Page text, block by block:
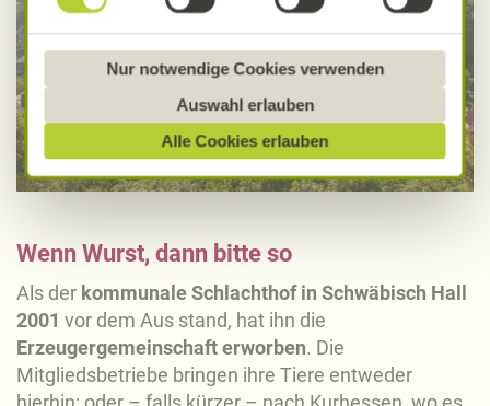
Dienstleistern in Drittländern, die kein mit der EU
Sofern personenbezogene Daten dorthin übermittelt
werden, besteht das Risiko, dass diese erfasst und
analysiert werden und Betroffenenrechte nicht
durchgesetzt werden könnten. Sie können jederzeit
Ihre Einwilligung zur Datenverarbeitung und
Datenschutzerklärung.
Näheres über uns erfahren Sie in unserem
Impressum.
Alle Cookies erlauben
Auswahl erlauben
Nur notwendige Cookies verwenden
Wenn Wurst, dann bitte so
Als der kommunale Schlachthof in Schwäbisch Hall
2001 vor dem Aus stand, hat ihn die
Erzeugergemeinschaft erworben. Die
Mitgliedsbetriebe bringen ihre Tiere entweder